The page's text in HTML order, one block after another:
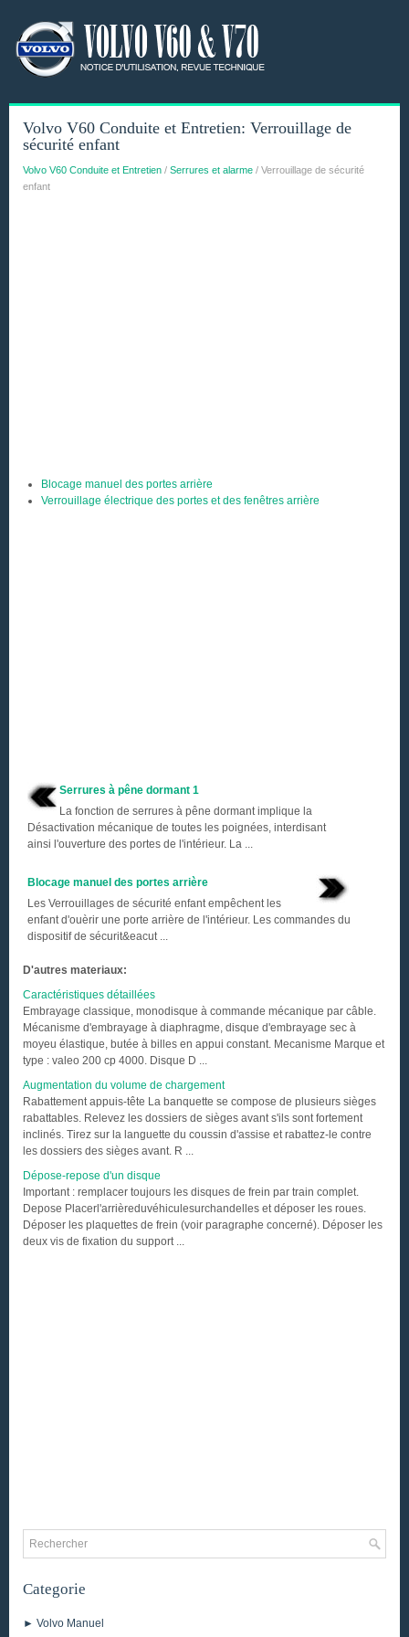
Volvo V60 Conduite et Entretien: Verrouillage de
sécurité enfant
Volvo V60 Conduite et Entretien / Serrures et alarme / Verrouillage de sécurité
enfant
Blocage manuel des portes arrière
Verrouillage électrique des portes et des fenêtres arrière
Serrures à pêne dormant 1
La fonction de serrures à pêne dormant implique la
Désactivation mécanique de toutes les poignées, interdisant
ainsi l'ouverture des portes de l'intérieur. La ...
Blocage manuel des portes arrière
Les Verrouillages de sécurité enfant empêchent les
enfant d'ouèrir une porte arrière de l'intérieur. Les commandes du
dispositif de sécurit&eacut ...
D'autres materiaux:
Caractéristiques détaillées
Embrayage classique, monodisque à commande mécanique par câble.
Mécanisme d'embrayage à diaphragme, disque d'embrayage sec à
moyeu élastique, butée à billes en appui constant. Mecanisme Marque et
type : valeo 200 cp 4000. Disque D ...
Augmentation du volume de chargement
Rabattement appuis-tête La banquette se compose de plusieurs sièges
rabattables. Relevez les dossiers de sièges avant s'ils sont fortement
inclinés. Tirez sur la languette du coussin d'assise et rabattez-le contre
les dossiers des sièges avant. R ...
Dépose-repose d'un disque
Important : remplacer toujours les disques de frein par train complet.
Depose Placerl'arrièreduvéhiculesurchandelles et déposer les roues.
Déposer les plaquettes de frein (voir paragraphe concerné). Déposer les
deux vis de fixation du support ...
Categorie
► Volvo Manuel